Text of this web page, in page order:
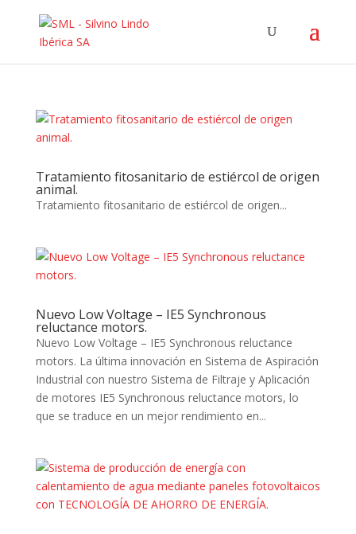
Tratamiento fitosanitario de estiércol de origen
animal.
Tratamiento fitosanitario de estiércol de origen...
Nuevo Low Voltage – IE5 Synchronous
reluctance motors.
Nuevo Low Voltage – IE5 Synchronous reluctance
motors. La última innovación en Sistema de Aspiración
Industrial con nuestro Sistema de Filtraje y Aplicación
de motores IE5 Synchronous reluctance motors, lo
que se traduce en un mejor rendimiento en...